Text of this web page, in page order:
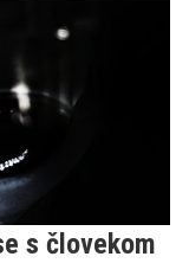
s človekom